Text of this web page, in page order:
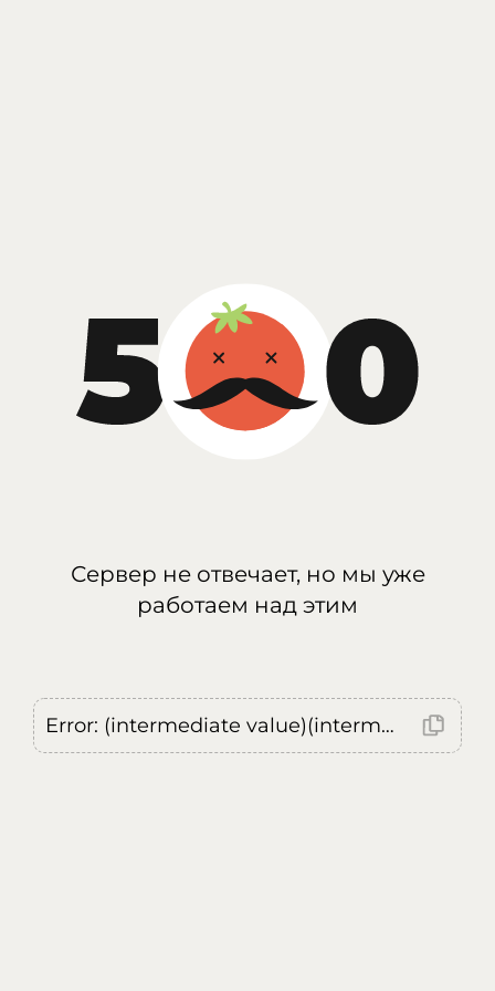
Сервер не отвечает, но мы уже
работаем над этим
Error: (intermediate value)(intermediate value)(intermediate value).replaceAll is not a function